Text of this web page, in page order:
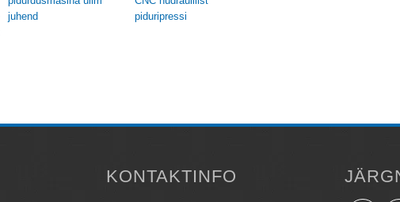
juhend
piduripressi
KONTAKTINFO